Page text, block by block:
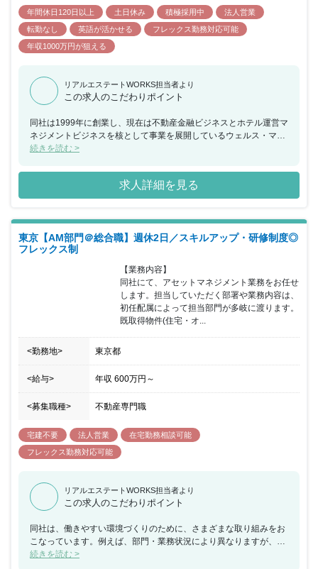
年間休日120日以上 土日休み 積極採用中
法人営業
転勤なし
英語が活かせる
フレックス勤務対応可能
年収1000万円が狙える
リアルエステートWORKS担当者より
この求人のこだわりポイント
同社は1999年に創業し、現在は不動産金融ビジネスとホテル運営マ
ネジメントビジネスを核として事業を展開しているウェルス・マネ
ジメント株式会社（2022年4月東証スタンダード市場上場）のグル
特徴で、同社の主要メンバーは、過去4,000億円の不動産及び債権
案件に関わることで、不動産投資マーケットにおいて実績を積み、
アセットマネジメント業務の領域でも我が国の不動産金融市場の黎
応えするサービスの提供を可能にするため、同社は広範囲かつ細や
かなネットワークを構築しています。 【同社の魅力】 全社員の顔
が見えやすく、風通しの良い社風です。また有給以外にも5日連続
で取得できるリフレッシュ休暇やコアタイム無しのフル・フレック
スなので、ご自身の裁量で出勤時間を調整出来ます。その他にも資
格支援、住宅手当、フリードリンクなどの福利厚生がございます。
続きを読む >
求人詳細を見る
東京【AM部門＠総合職】週休2日／スキルアップ・研修制度◎
フレックス制
【業務内容】
同社にて、アセットマネジメント業務をお任せ
します。担当していただく部署や業務内容は、
初任配属によって担当部門が多岐に渡ります。
既取得物件(住宅・オ...
<勤務地> 東京都
<給与> 年収 600万円 ～
<募集職種> 不動産専門職
宅建不要 法人営業
在宅勤務相談可能
フレックス勤務対応可能
リアルエステートWORKS担当者より
この求人のこだわりポイント
同社は、働きやすい環境づくりのために、さまざまな取り組みをお
こなっています。例えば、部門・業務状況により異なりますが、在
宅勤務を週1～2日程度を取り入れています。（入社直後はOJTのた
続きを読む >